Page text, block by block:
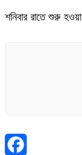
শনিবার রাতে শুরু